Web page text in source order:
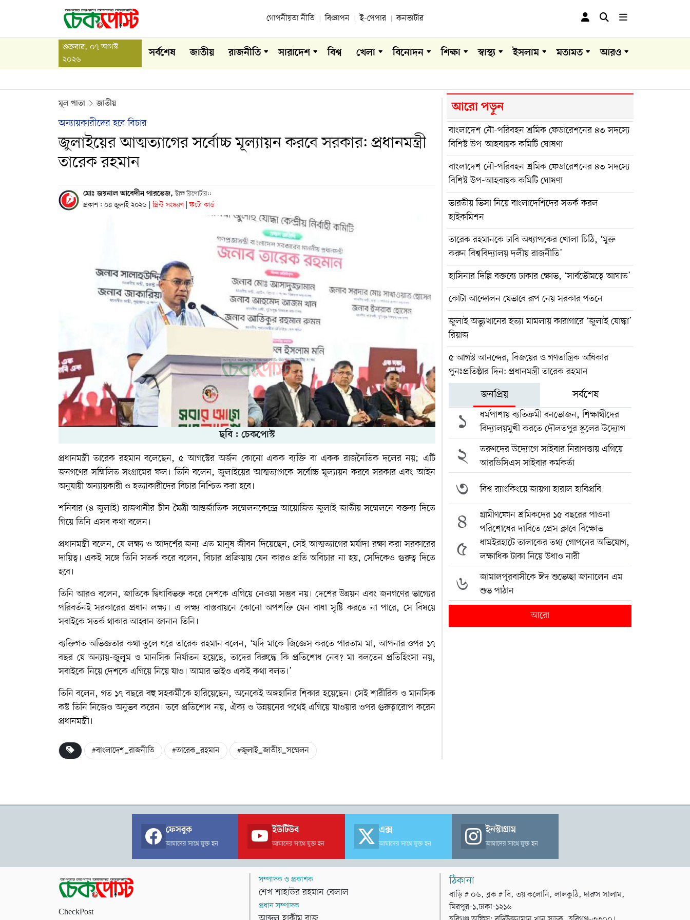
গোপনীয়তা নীতি বিজ্ঞাপন ই-পেপার কনভার্টার
শুক্রবার, ০৭ আগস্ট
২০২৬
সর্বশেষ জাতীয় রাজনীতি সারাদেশ বিশ্ব খেলা বিনোদন শিক্ষা স্বাস্থ্য ইসলাম মতামত আরও
মূল পাতা জাতীয়
অন্যায়কারীদের হবে বিচার
জুলাইয়ের আত্মত্যাগের সর্বোচ্চ মূল্যায়ন করবে সরকার: প্রধানমন্ত্রী
তারেক রহমান
মোঃ জয়নাল আবেদীন পারভেজ,স্টাফ রিপোর্টার::
প্রকাশ : ০৪ জুলাই ২০২৬ | প্রিন্ট সংস্করণ | ফটো কার্ড
ছবি : চেকপোস্ট
প্রধানমন্ত্রী তারেক রহমান বলেছেন, ৫ আগস্টের অর্জন কোনো একক ব্যক্তি বা একক রাজনৈতিক দলের নয়; এটি
জনগণের সম্মিলিত সংগ্রামের ফল। তিনি বলেন, জুলাইয়ের আত্মত্যাগকে সর্বোচ্চ মূল্যায়ন করবে সরকার এবং আইন
অনুযায়ী অন্যায়কারী ও হত্যাকারীদের বিচার নিশ্চিত করা হবে।
শনিবার (৪ জুলাই) রাজধানীর চীন মৈত্রী আন্তর্জাতিক সম্মেলনকেন্দ্রে আয়োজিত জুলাই জাতীয় সম্মেলনে বক্তব্য দিতে
গিয়ে তিনি এসব কথা বলেন।
প্রধানমন্ত্রী বলেন, যে লক্ষ্য ও আদর্শের জন্য এত মানুষ জীবন দিয়েছেন, সেই আত্মত্যাগের মর্যাদা রক্ষা করা সরকারের
দায়িত্ব। একই সঙ্গে তিনি সতর্ক করে বলেন, বিচার প্রক্রিয়ায় যেন কারও প্রতি অবিচার না হয়, সেদিকেও গুরুত্ব দিতে
হবে।
তিনি আরও বলেন, জাতিকে দ্বিধাবিভক্ত করে দেশকে এগিয়ে নেওয়া সম্ভব নয়। দেশের উন্নয়ন এবং জনগণের ভাগ্যের
পরিবর্তনই সরকারের প্রধান লক্ষ্য। এ লক্ষ্য বাস্তবায়নে কোনো অপশক্তি যেন বাধা সৃষ্টি করতে না পারে, সে বিষয়ে
সবাইকে সতর্ক থাকার আহ্বান জানান তিনি।
ব্যক্তিগত অভিজ্ঞতার কথা তুলে ধরে তারেক রহমান বলেন, ‘যদি মাকে জিজ্ঞেস করতে পারতাম মা, আপনার ওপর ১৭
বছর যে অন্যায়-জুলুম ও মানসিক নির্যাতন হয়েছে, তাদের বিরুদ্ধে কি প্রতিশোধ নেব? মা বলতেন প্রতিহিংসা নয়,
সবাইকে নিয়ে দেশকে এগিয়ে নিয়ে যাও। আমার ভাইও একই কথা বলত।’
তিনি বলেন, গত ১৭ বছরে বহু সহকর্মীকে হারিয়েছেন, অনেকেই অঙ্গহানির শিকার হয়েছেন। সেই শারীরিক ও মানসিক
কষ্ট তিনি নিজেও অনুভব করেন। তবে প্রতিশোধ নয়, ঐক্য ও উন্নয়নের পথেই এগিয়ে যাওয়ার ওপর গুরুত্বারোপ করেন
প্রধানমন্ত্রী।
#বাংলাদেশ_রাজনীতি #তারেক_রহমান #জুলাই_জাতীয়_সম্মেলন
আরো পড়ুন
বাংলাদেশ নৌ-পরিবহন শ্রমিক ফেডারেশনের ৪৩ সদস্যে
বিশিষ্ট উপ-আহবায়ক কমিটি ঘোষণা
বাংলাদেশ নৌ-পরিবহন শ্রমিক ফেডারেশনের ৪৩ সদস্যে
বিশিষ্ট উপ-আহবায়ক কমিটি ঘোষণা
ভারতীয় ভিসা নিয়ে বাংলাদেশিদের সতর্ক করল
হাইকমিশন
তারেক রহমানকে ঢাবি অধ্যাপকের খোলা চিঠি, ‘মুক্ত
করুন বিশ্ববিদ্যালয় দলীয় রাজনীতি’
হাসিনার দিল্লি বক্তব্যে ঢাকার ক্ষোভ, ‘সার্বভৌমত্বে আঘাত’
কোটা আন্দোলন যেভাবে রূপ নেয় সরকার পতনে
জুলাই অভ্যুত্থানের হত্যা মামলায় কারাগারে ‘জুলাই যোদ্ধা’
রিয়াজ
৫ আগস্ট আনন্দের, বিজয়ের ও গণতান্ত্রিক অধিকার
পুনঃপ্রতিষ্ঠার দিন: প্রধানমন্ত্রী তারেক রহমান
জনপ্রিয় সর্বশেষ
১
ধর্মপাশায় ব্যতিক্রমী বনভোজন, শিক্ষার্থীদের
বিদ্যালয়মুখী করতে দৌলতপুর স্কুলের উদ্যোগ
২
তরুণদের উদ্যোগে সাইবার নিরাপত্তায় এগিয়ে
আরডিসিএস সাইবার কর্মকর্তা
৩ বিশ্ব র‍্যাংকিংয়ে জায়গা হারাল হাবিপ্রবি
৪
গ্রামীণফোন শ্রমিকদের ১৫ বছরের পাওনা
পরিশোধের দাবিতে প্রেস ক্লাবে বিক্ষোভ
৫
ধামইরহাটে তালাকের তথ্য গোপনের অভিযোগ,
লক্ষাধিক টাকা নিয়ে উধাও নারী
৬
জামালপুরবাসীকে ঈদ শুভেচ্ছা জানালেন এম
শুভ পাঠান
আরো
ফেসবুক
আমাদের সাথে যুক্ত হন
ইউটিউব
আমাদের সাথে যুক্ত হন
এক্স
আমাদের সাথে যুক্ত হন
ইনস্টাগ্রাম
আমাদের সাথে যুক্ত হন
CheckPost
সম্পাদক ও প্রকাশক
শেখ শাহাউর রহমান বেলাল
প্রধান সম্পাদক
ঠিকানা
বাড়ি # ০৬, ব্লক # বি, ৩য় কলোনি, লালকুঠি, দারুস সালাম,
মিরপুর-১,ঢাকা-১২১৬